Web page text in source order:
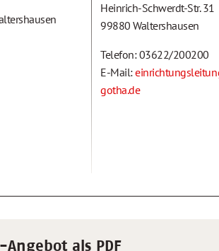
Heinrich-Schwerdt-Str. 31
99880 Waltershausen
Telefon: 03622/200200
E-Mail:
gotha.de
Angebot als PDF